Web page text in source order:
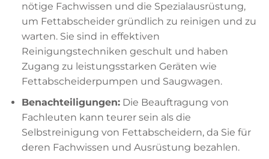
nötige Fachwissen und die Spezialausrüstung,
um Fettabscheider gründlich zu reinigen und zu
warten. Sie sind in effektiven
Reinigungstechniken geschult und haben
Zugang zu leistungsstarken Geräten wie
Fettabscheiderpumpen und Saugwagen.
Benachteiligungen:Die Beauftragung von
Fachleuten kann teurer sein als die
Selbstreinigung von Fettabscheidern, da Sie für
deren Fachwissen und Ausrüstung bezahlen.